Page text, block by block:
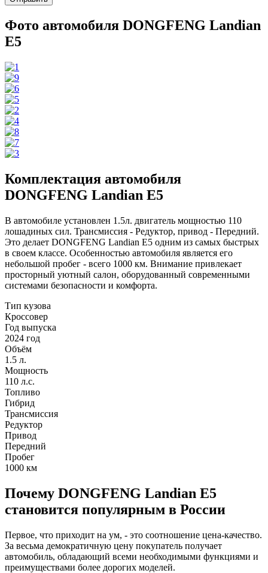
Фото автомобиля DONGFENG Landian
E5
Комплектация автомобиля
DONGFENG Landian E5
В автомобиле установлен 1.5л. двигатель мощностью 110
лошадиных сил. Трансмиссия - Редуктор, привод - Передний.
Это делает DONGFENG Landian E5 одним из самых быстрых
в своем классе. Особенностью автомобиля является его
небольшой пробег - всего 1000 км. Внимание привлекает
просторный уютный салон, оборудованный современными
системами безопасности и комфорта.
Тип кузова
Кроссовер
Год выпуска
2024 год
Объём
1.5 л.
Мощность
110 л.с.
Топливо
Гибрид
Трансмиссия
Редуктор
Привод
Передний
Пробег
1000 км
Почему DONGFENG Landian E5
становится популярным в России
Первое, что приходит на ум, - это соотношение цена-качество.
За весьма демократичную цену покупатель получает
автомобиль, обладающий всеми необходимыми функциями и
преимуществами более дорогих моделей.